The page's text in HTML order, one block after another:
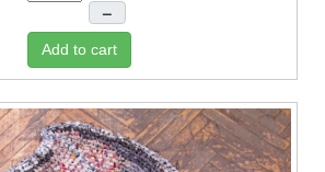
–
Add to cart